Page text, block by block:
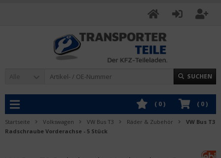
Alle SUCHEN
( 0)
( 0)
Startseite Volkswagen VW Bus T3 Räder & Zubehör
VW Bus T3
Radschraube Vorderachse - 5 Stück